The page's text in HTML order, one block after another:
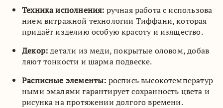
Техника исполнения: ручная работа с использова
нием витражной технологии Тиффани, которая
придаёт изделию особую красоту и изящество.
Декор:детали из меди, покрытые оловом, добав
ляют тонкости и шарма подвеске.
Расписные элементы: роспись высокотемператур
ными эмалями гарантирует сохранность цвета и
рисунка на протяжении долгого времени.